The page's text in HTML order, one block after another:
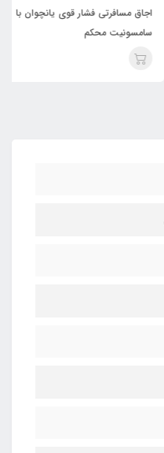
اجاق مسافرتی فشار قوی یانچوان با
سامسونیت محکم